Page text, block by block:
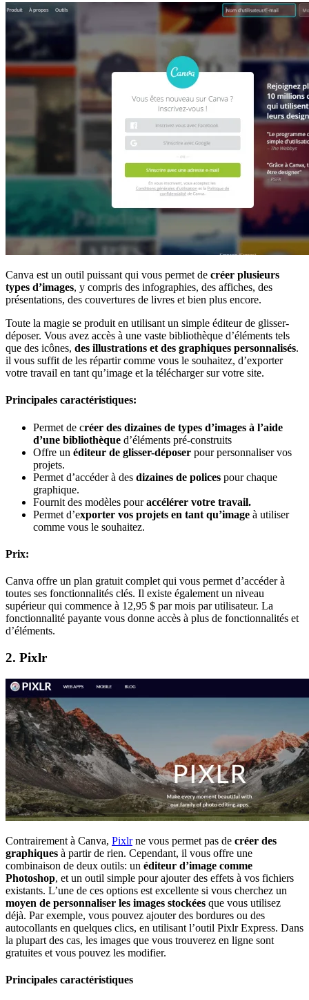
Canva est un outil puissant qui vous permet de créer plusieurs
types d’images, y compris des infographies, des affiches, des
présentations, des couvertures de livres et bien plus encore.
Toute la magie se produit en utilisant un simple éditeur de glisser-
déposer. Vous avez accès à une vaste bibliothèque d’éléments tels
que des icônes, des illustrations et des graphiques personnalisés.
il vous suffit de les répartir comme vous le souhaitez, d’exporter
votre travail en tant qu’image et la télécharger sur votre site.
Principales caractéristiques:
Permet de créer des dizaines de types d’images à l’aide
d’une bibliothèque d’éléments pré-construits
Offre un éditeur de glisser-déposer pour personnaliser vos
projets.
Permet d’accéder à des dizaines de polices pour chaque
graphique.
Fournit des modèles pouraccélérer votre travail.
Permet d’exporter vos projets en tant qu’image à utiliser
comme vous le souhaitez.
Prix:
Canva offre un plan gratuit complet qui vous permet d’accéder à
toutes ses fonctionnalités clés. Il existe également un niveau
supérieur qui commence à 12,95 $ par mois par utilisateur. La
fonctionnalité payante vous donne accès à plus de fonctionnalités et
d’éléments.
2. Pixlr
Contrairement à Canva, Pixlrne vous permet pas de créer des
graphiques à partir de rien. Cependant, il vous offre une
combinaison de deux outils: un éditeur d’image comme
Photoshop, et un outil simple pour ajouter des effets à vos fichiers
existants. L’une de ces options est excellente si vous cherchez un
moyen de personnaliser les images stockées que vous utilisez
déjà. Par exemple, vous pouvez ajouter des bordures ou des
autocollants en quelques clics, en utilisant l’outil Pixlr Express. Dans
la plupart des cas, les images que vous trouverez en ligne sont
gratuites et vous pouvez les modifier.
Principales caractéristiques